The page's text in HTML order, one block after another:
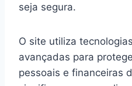
seja segura.
O site utiliza
avançadas para
pessoais e financeiras